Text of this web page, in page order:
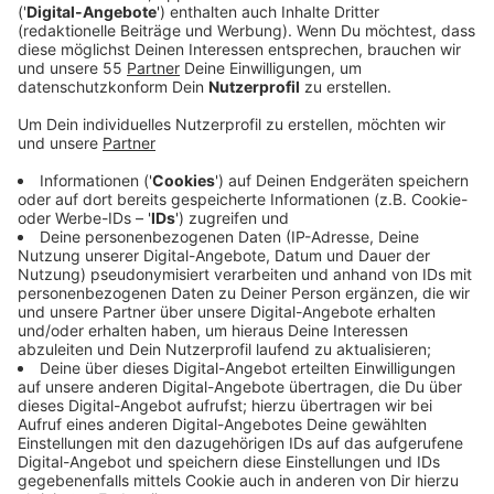
und Findus. Alles zu den Vorbereitungen und was in
diesem Jahr anders ist, erfahrt Ihr hier im
Podcast.
https://www.radioneandertal.de/artikel/die-
abenteuer-von-pettersson-und-findus-auf-der-
naturbuehne-ratingen-624824.html
Veröffentlicht:Freitag, 03.07.2020 09:54
Anzeige